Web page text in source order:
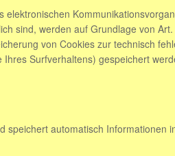
elektronischen
sind, werden auf Grundlage von
von Cookies zur technisch
Ihres Surfverhaltens) gespeichert
speichert automatisch